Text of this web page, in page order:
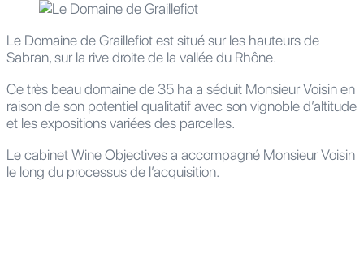
Le Domaine de Graillefiot est situé sur les hauteurs de
Sabran, sur la rive droite de la vallée du Rhône.
Ce très beau domaine de 35 ha a séduit Monsieur Voisin en
raison de son potentiel qualitatif avec son vignoble d’altitude
et les expositions variées des parcelles.
Le cabinet Wine Objectives a accompagné Monsieur Voisin
le long du processus de l’acquisition.